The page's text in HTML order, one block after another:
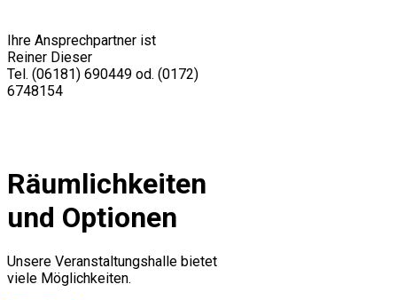
Ihre Ansprechpartner ist
Reiner Dieser
Tel. (06181) 690449 od. (0172)
6748154
Räumlichkeiten
und Optionen
Unsere Veranstaltungshalle bietet
viele Möglichkeiten.